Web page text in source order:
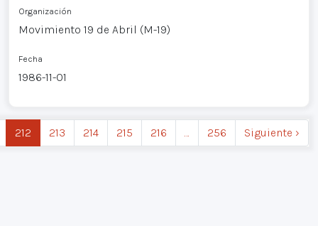
Organización
Movimiento 19 de Abril (M-19)
Fecha
1986-11-01
212 213 214 215 216 … 256 Siguiente ›